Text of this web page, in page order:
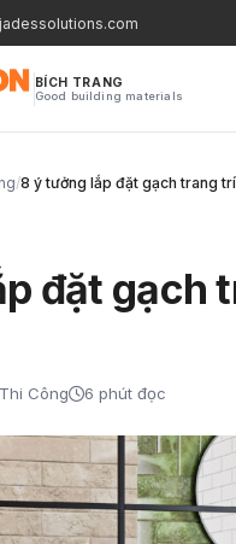
BÍCH TRANG
Good building materials
/8 ý tưởng lắp đặt gạch trang
đặt gạch
Công 6 phút đọc